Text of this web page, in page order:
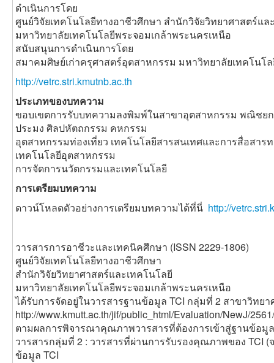
ดำเนินการโดย
ศูนย์วิจัยเทคโนโลยีทางอาชีวศึกษา สำนักวิจัยวิทยาศาสตร์แล
มหาวิทยาลัยเทคโนโลยีพระจอมเกล้าพระนครเหนือ
สนับสนุนการดำเนินการโดย
สมาคมศิษย์เก่าครุศาสตร์อุตสาหกรรม มหาวิทยาลัยเทคโนโ
http://vetrc.stri.kmutnb.ac.th
ประเภทของบทความ
ขอบเขตการรับบทความลงพิมพ์ในสาขาอุตสาหกรรม พณิชย
ประมง ศิลปหัตถกรรม คหกรรม
อุตสาหกรรมท่องเที่ยว เทคโนโลยีสารสนเทศและการสื่อสา
เทคโนโลยีอุตสาหกรรม
การจัดการนวัตกรรมและเทคโนโลยี
การเตรียมบทความ
ดาวน์โหลดตัวอย่างการเตรียมบทความได้ที่นี่ http://
วารสารการอาชีวะและเทคนิคศึกษา (ISSN 2229-1806)
ศูนย์วิจัยเทคโนโลยีทางอาชีวศึกษา
สำนักวิจัยวิทยาศาสตร์และเทคโนโลยี
มหาวิทยาลัยเทคโนโลยีพระจอมเกล้าพระนครเหนือ
ได้รับการจัดอยู่ในวารสารฐานข้อมูล TCI กลุ่มที่ 2 สาขาวิทย
http://www.kmutt.ac.th/jif/public_html/Evaluation/NewJ/
ตามผลการพิจารณาคุณภาพวารสารที่ต้องการเข้าสู่ฐานข้อมูล
วารสารกลุ่มที่ 2 : วารสารที่ผ่านการรับรองคุณภาพของ TCI
ข้อมูล TCI